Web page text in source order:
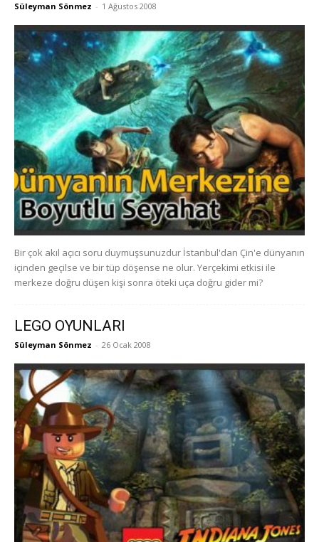
Süleyman Sönmez - 1 Ağustos 2008
Bir çok akıl açıcı soru duymuşsunuzdur İstanbul'dan Çin'e dünyanın
içinden geçilse ve bir tüp döşense ne olur. Yerçekimi etkisi ile
merkeze doğru düşen kişi sonra öteki uça doğru gider mi?
LEGO OYUNLARI
Süleyman Sönmez - 26 Ocak 2008